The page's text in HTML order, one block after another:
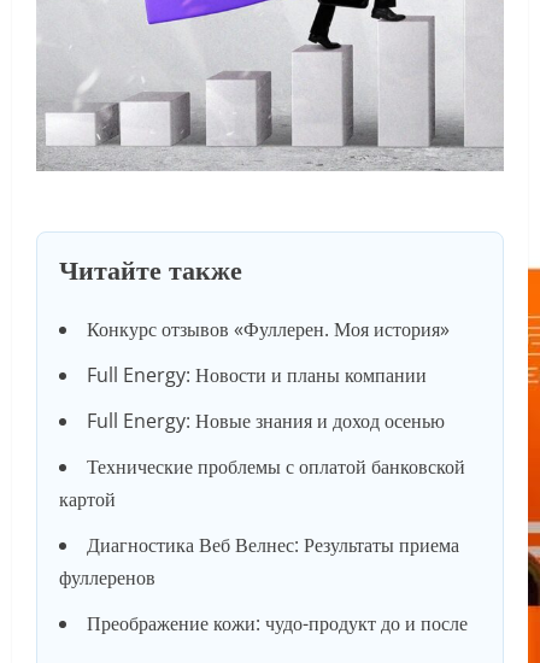
Читайте также
Конкурс отзывов «Фуллерен. Моя история»
Full Energy: Новости и планы компании
Full Energy: Новые знания и доход осенью
Технические проблемы с оплатой банковской
картой
Диагностика Веб Велнес: Результаты приема
фуллеренов
Преображение кожи: чудо-продукт до и после